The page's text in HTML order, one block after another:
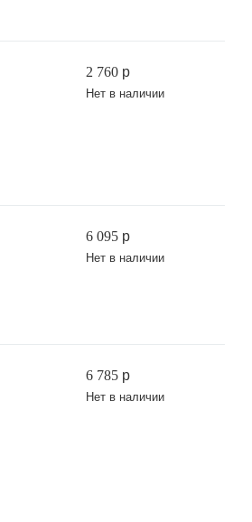
2 760 p
Нет в наличии
6 095 p
Нет в наличии
6 785 p
Нет в наличии